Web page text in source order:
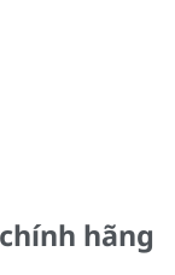
hãng